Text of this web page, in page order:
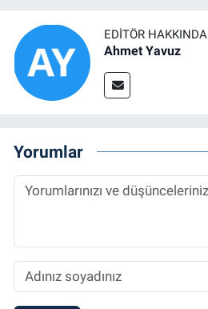
EDITÖR HAKKINDA
Ahmet Yavuz
Yorumlar